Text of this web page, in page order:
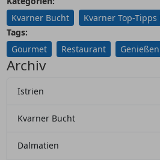
Kvarner Bucht
Kvarner Top-
Tags:
Gourmet
Restaurant Genießen
Archiv
Istrien
Kvarner Bucht
Dalmatien